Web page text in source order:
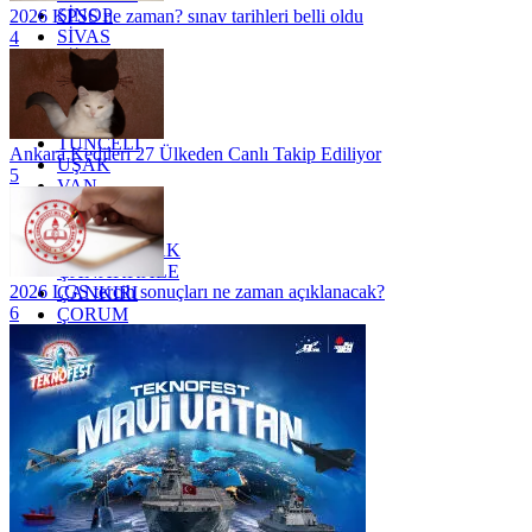
SİNOP
SİVAS
SİİRT
TEKİRDAĞ
TOKAT
TRABZON
TUNCELİ
UŞAK
VAN
YALOVA
YOZGAT
ZONGULDAK
ÇANAKKALE
ÇANKIRI
ÇORUM
İSTANBUL
İZMİR
ŞANLIURFA
ŞIRNAK
2026 KPSS ne zaman? sınav tarihleri belli oldu
4
Ankara Kedileri 27 Ülkeden Canlı Takip Ediliyor
5
2026 LGS tercih sonuçları ne zaman açıklanacak?
6